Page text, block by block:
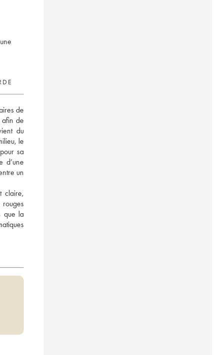
de
afin de
du
le
sa
d’une
un
claire,
que la